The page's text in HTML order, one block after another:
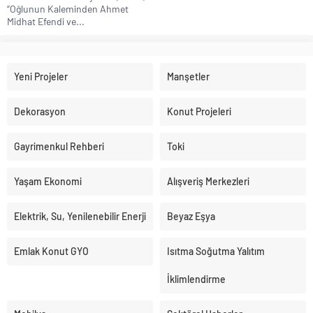
“Oğlunun Kaleminden Ahmet
Midhat Efendi ve...
Yeni Projeler Manşetler
Dekorasyon Konut Projeleri
Gayrimenkul Rehberi Toki
Yaşam Ekonomi Alışveriş Merkezleri
Elektrik, Su, Yenilenebilir Enerji Beyaz Eşya
Emlak Konut GYO Isıtma Soğutma Yalıtım
İklimlendirme